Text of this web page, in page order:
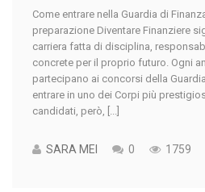
Come entrare nella Guardia di
preparazione Diventare Finanziere
carriera fatta di disciplina,
concrete per il proprio futuro. Ogni
partecipano ai concorsi della
entrare in uno dei Corpi più
candidati, però, [...]
SARA MEI 0 1759